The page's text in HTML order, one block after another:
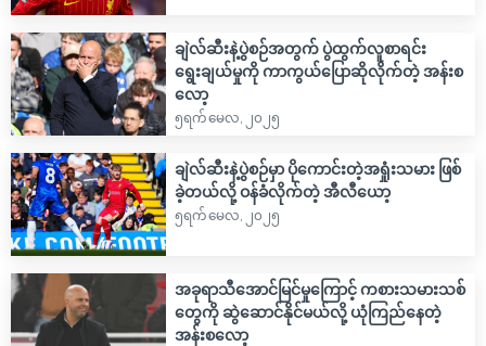
ချဲလ်ဆီးနဲ့ပွဲစဉ်အတွက် ပွဲထွက်လူစာရင်း
ရွေးချယ်မှုကို ကာကွယ်ပြောဆိုလိုက်တဲ့ အန်းစ
လော့
၅ရက် မေလ, ၂၀၂၅
ချဲလ်ဆီးနဲ့ပွဲစဉ်မှာ ပိုကောင်းတဲ့အရှုံးသမား ဖြစ်
ခဲ့တယ်လို့ ဝန်ခံလိုက်တဲ့ အီလီယော့
၅ရက် မေလ, ၂၀၂၅
အခုရာသီအောင်မြင်မှုကြောင့် ကစားသမားသစ်
တွေကို ဆွဲဆောင်နိုင်မယ်လို့ ယုံကြည်နေတဲ့
အန်းစလော့